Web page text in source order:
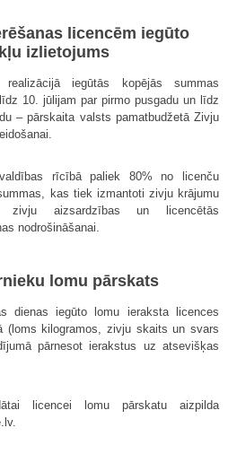
licencēm iegūto
izlietojums
iegūtās kopējās summas
10. jūlijam par pirmo pusgadu un līdz
– pārskaita valsts pamatbudžetā Zivju
rīcībā paliek 80% no licenču
kas tiek izmantoti zivju krājumu
zivju aizsardzības un licencētās
nodrošināšanai.
lomu pārskats
dienas iegūto lomu ieraksta licences
(loms kilogramos, zivju skaits un svars
pārnesot ierakstus uz atsevišķas
licencei lomu pārskatu aizpilda